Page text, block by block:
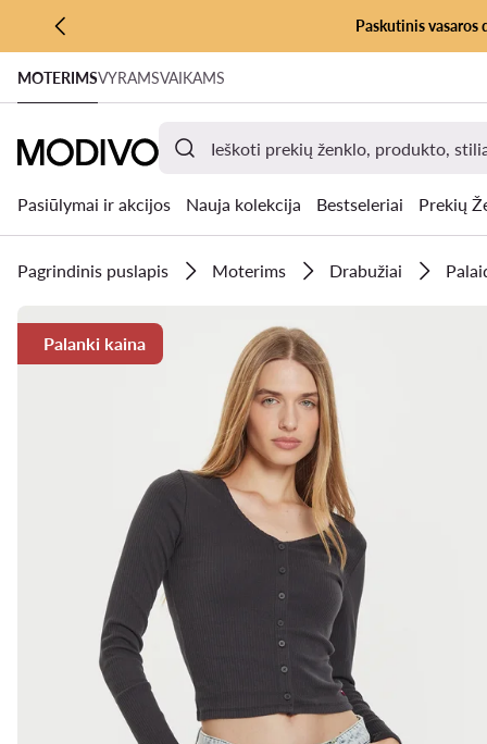
PEREITI PRIE PAGRINDINIO TURINIO
PEREITI Į PAIEŠKĄ
Paskutinis vasaros
MOTERIMSVYRAMSVAIKAMS
Pasiūlymai ir akcijos Nauja kolekcija Bestseleriai Prekių
Pagrindinis puslapis Moterims Drabužiai
Palanki kaina